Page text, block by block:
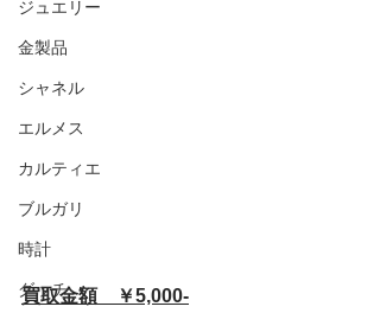
ジュエリー
金製品
シャネル
エルメス
カルティエ
ブルガリ
時計
グッチ
買取金額　￥5,000-